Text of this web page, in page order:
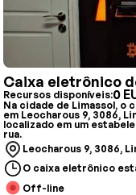
Caixa eletrônico
Recursos disponíveis:0
Na cidade de Limassol, o
em Leocharous 9, 3086,
localizado em um
rua.
Leocharous 9, 3086,
O caixa eletrônico
Off-line